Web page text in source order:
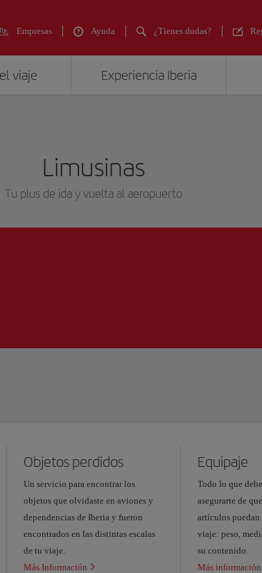
Empresas Ayuda ¿Tienes dudas?
viaje Experiencia Iberia
Limusinas
Tu plus de ida y vuelta al aeropuerto
Objetos perdidos
Un servicio para encontrar los
objetos que olvidaste en aviones y
dependencias de Iberia y fueron
encontrados en las distintas escalas
de tu viaje.
Más Información
Equipaje
Todo lo que
asegurarte de
artículos puedan
viaje: peso,
su contenido.
Más información